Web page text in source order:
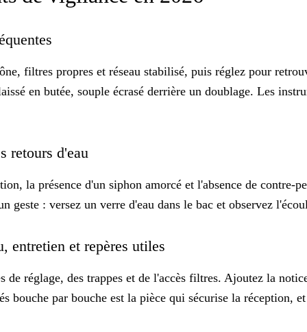
filtres propres et réseau stabilisé, puis réglez pour
en butée, souple écrasé derrière un doublage. Les
retours d'eau
la présence d'un siphon amorcé et l'absence de contre-
geste : versez un verre d'eau dans le bac et observez
entretien et repères utiles
de réglage, des trappes et de l'accès filtres. Ajoutez la
bouche par bouche est la pièce qui sécurise la réception,